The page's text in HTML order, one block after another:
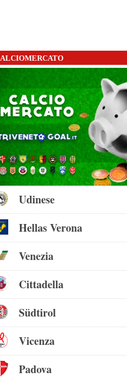
Udinese
Hellas Verona
Venezia
Cittadella
Südtirol
Vicenza
Padova